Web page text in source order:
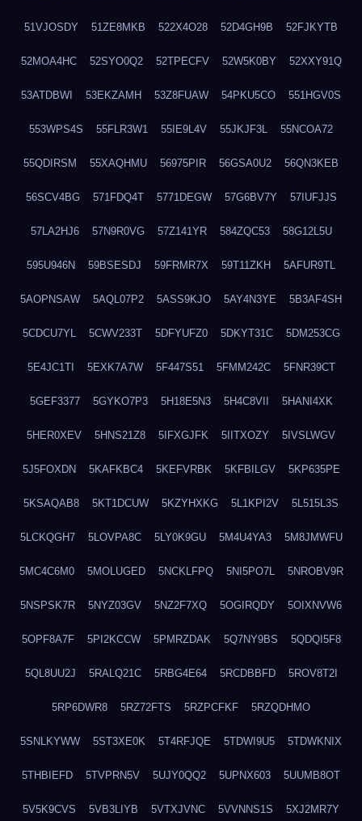
51VJOSDY 51ZE8MKB 522X4O28 52D4GH9B 52FJKYTB
52MOA4HC 52SYO0Q2 52TPECFV 52W5K0BY 52XXY91Q
53ATDBWI 53EKZAMH 53Z8FUAW 54PKU5CO 551HGV0S
553WPS4S 55FLR3W1 55IE9L4V 55JKJF3L 55NCOA72
55QDIRSM 55XAQHMU 56975PIR 56GSA0U2 56QN3KEB
56SCV4BG 571FDQ4T 5771DEGW 57G6BV7Y 57IUFJJS
57LA2HJ6 57N9R0VG 57Z141YR 584ZQC53 58G12L5U
595U946N 59BSESDJ 59FRMR7X 59T11ZKH 5AFUR9TL
5AOPNSAW 5AQL07P2 5ASS9KJO 5AY4N3YE 5B3AF4SH
5CDCU7YL 5CWV233T 5DFYUFZ0 5DKYT31C 5DM253CG
5E4JC1TI 5EXK7A7W 5F447S51 5FMM242C 5FNR39CT
5GEF3377 5GYKO7P3 5H18E5N3 5H4C8VII 5HANI4XK
5HER0XEV 5HNS21Z8 5IFXGJFK 5IITXOZY 5IVSLWGV
5J5FOXDN 5KAFKBC4 5KEFVRBK 5KFBILGV 5KP635PE
5KSAQAB8 5KT1DCUW 5KZYHXKG 5L1KPI2V 5L515L3S
5LCKQGH7 5LOVPA8C 5LY0K9GU 5M4U4YA3 5M8JMWFU
5MC4C6M0 5MOLUGED 5NCKLFPQ 5NI5PO7L 5NROBV9R
5NSPSK7R 5NYZ03GV 5NZ2F7XQ 5OGIRQDY 5OIXNVW6
5OPF8A7F 5PI2KCCW 5PMRZDAK 5Q7NY9BS 5QDQI5F8
5QL8UU2J 5RALQ21C 5RBG4E64 5RCDBBFD 5ROV8T2I
5RP6DWR8 5RZ72FTS 5RZPCFKF 5RZQDHMO
5SNLKYWW 5ST3XE0K 5T4RFJQE 5TDWI9U5 5TDWKNIX
5THBIEFD 5TVPRN5V 5UJY0QQ2 5UPNX603 5UUMB8OT
5V5K9CVS 5VB3LIYB 5VTXJVNC 5VVNNS1S 5XJ2MR7Y